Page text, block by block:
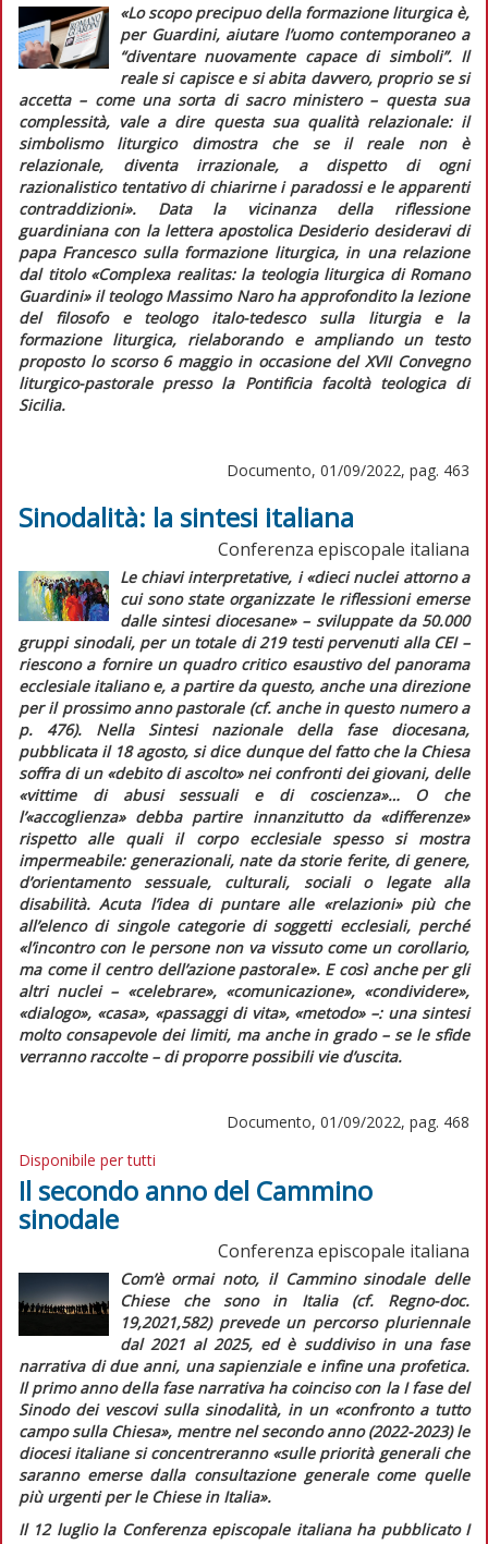
«Lo scopo precipuo della formazione liturgica è,
per Guardini, aiutare l’uomo contemporaneo a
“diventare nuovamente capace di simboli”. Il
reale si capisce e si abita davvero, proprio se si
accetta – come una sorta di sacro ministero – questa sua
complessità, vale a dire questa sua qualità relazionale: il
simbolismo liturgico dimostra che se il reale non è
relazionale, diventa irrazionale, a dispetto di ogni
razionalistico tentativo di chiarirne i paradossi e le apparenti
contraddizioni». Data la vicinanza della riflessione
guardiniana con la lettera apostolica Desiderio desideravi di
papa Francesco sulla formazione liturgica, in una relazione
dal titolo «Complexa realitas:la teologia liturgica di Romano
Guardini» il teologo Massimo Naro ha approfondito la lezione
del filosofo e teologo italo-tedesco sulla liturgia e la
formazione liturgica, rielaborando e ampliando un testo
proposto lo scorso 6 maggio in occasione del XVII Convegno
liturgico-pastorale presso la Pontificia facoltà teologica di
Sicilia.
Documento, 01/09/2022, pag. 463
Sinodalità: la sintesi italiana
Conferenza episcopale italiana
Le chiavi interpretative, i«dieci nuclei attorno a
cui sono state organizzate le riflessioni emerse
dalle sintesi diocesane»– sviluppate da 50.000
gruppi sinodali, per un totale di 219 testi pervenuti alla CEI –
riescono a fornire un quadro critico esaustivo del panorama
ecclesiale italiano e, a partire da questo, anche una direzione
per il prossimo anno pastorale (cf. anche in questo numeroa
p. 476). Nella Sintesi nazionale della fase diocesana,
pubblicata il 18 agosto, si dice dunque del fatto che la Chiesa
soffra di un «debito di ascolto»nei confronti dei giovani, delle
«vittime di abusi sessuali e di coscienza»… O che
l’«accoglienza»debba partire innanzitutto da «differenze»
rispetto alle quali il corpo ecclesiale spesso si mostra
impermeabile: generazionali, nate da storie ferite, di genere,
d’orientamento sessuale, culturali, sociali o legate alla
disabilità. Acuta l’idea di puntare alle «relazioni»più che
all’elenco di singole categorie di soggetti ecclesiali, perché
«l’incontro con le persone non va vissuto come un corollario,
ma come il centro dell’azione pastorale». E così anche per gli
altri nuclei – «celebrare», «comunicazione», «condividere»,
«dialogo», «casa»,«passaggi di vita», «metodo»–: una sintesi
molto consapevole dei limiti, ma anche in grado – se le sfide
verranno raccolte – di proporre possibili vie d’uscita.
Documento, 01/09/2022, pag. 468
Disponibile per tutti
Il secondo anno del Cammino
sinodale
Conferenza episcopale italiana
Com’è ormai noto, il Cammino sinodale delle
Chiese che sono in Italia (cf. Regno-doc.
19,2021,582) prevede un percorso pluriennale
dal 2021 al 2025, ed è suddiviso in una fase
narrativa di due anni, una sapienziale e infine una profetica.
Il primo anno della fase narrativa ha coinciso con la I fase del
Sinodo dei vescovi sulla sinodalità, in un «confronto a tutto
campo sulla Chiesa», mentre nel secondo anno (2022-2023) le
diocesi italiane si concentreranno «sulle priorità generali che
saranno emerse dalla consultazione generale come quelle
più urgenti per le Chiese in Italia».
Il 12 luglio la Conferenza episcopale italiana ha pubblicato I